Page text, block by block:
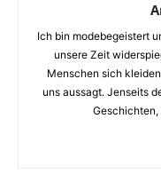
Ich bin modebegeistert
unsere Zeit
Menschen sich
uns aussagt. Jenseits